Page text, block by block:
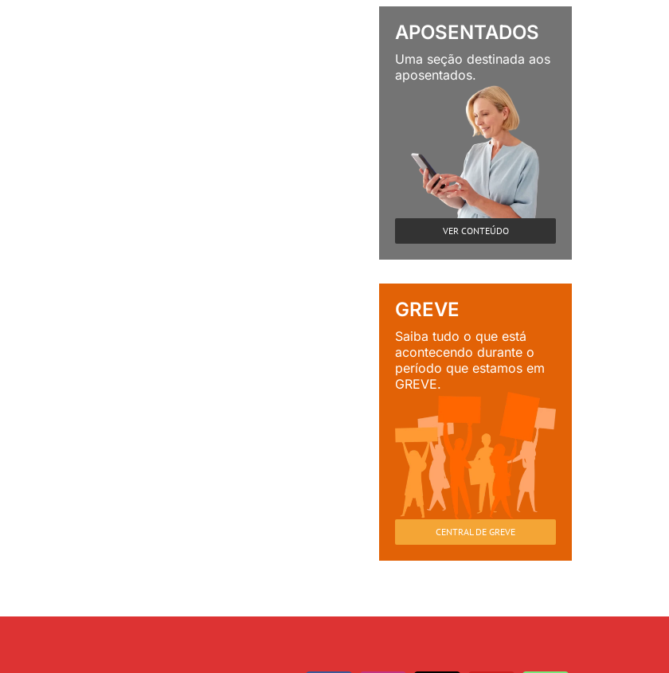
APOSENTADOS
Uma seção destinada aos
aposentados.
VER CONTEÚDO
GREVE
Saiba tudo o que está
acontecendo durante o
período que estamos em
GREVE.
CENTRAL DE GREVE